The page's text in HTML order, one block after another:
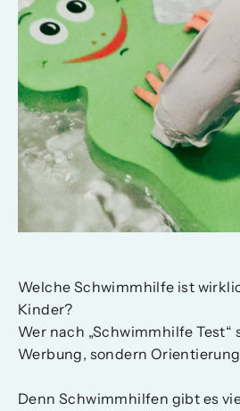
Welche Schwimmhilfe ist
Kinder?
Wer nach „Schwimmhilfe
Werbung, sondern
Denn Schwimmhilfen gibt es